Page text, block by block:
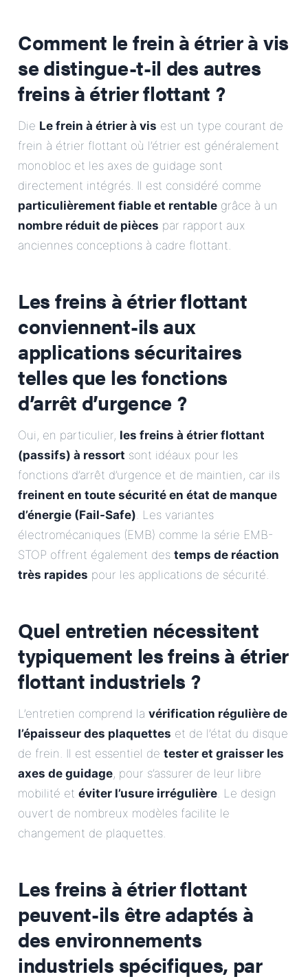
Comment le frein à étrier à vis
se distingue-t-il des autres
freins à étrier flottant ?
Die Le frein à étrier à vis est un type courant de
frein à étrier flottant où l’étrier est généralement
monobloc et les axes de guidage sont
directement intégrés. Il est considéré comme
particulièrement fiable et rentable grâce à un
nombre réduit de pièces par rapport aux
anciennes conceptions à cadre flottant.
Les freins à étrier flottant
conviennent-ils aux
applications sécuritaires
telles que les fonctions
d’arrêt d’urgence ?
Oui, en particulier, les freins à étrier flottant
(passifs) à ressort sont idéaux pour les
fonctions d’arrêt d’urgence et de maintien, car ils
freinent en toute sécurité en état de manque
d’énergie (Fail-Safe). Les variantes
électromécaniques (EMB) comme la série EMB-
STOP offrent également des temps de réaction
très rapides pour les applications de sécurité.
Quel entretien nécessitent
typiquement les freins à étrier
flottant industriels ?
L’entretien comprend la vérification régulière de
l’épaisseur des plaquettes et de l’état du disque
de frein. Il est essentiel de tester et graisser les
axes de guidage, pour s’assurer de leur libre
mobilité et éviter l’usure irrégulière. Le design
ouvert de nombreux modèles facilite le
changement de plaquettes.
Les freins à étrier flottant
peuvent-ils être adaptés à
des environnements
industriels spécifiques, par